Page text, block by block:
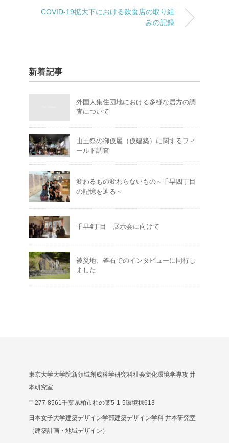
COVID-19拡大下における飲食店の取り組
みの記録
新着記事
外国人集住団地における多様な居方の調
査について
山王祭の御仮屋（仮建築）に関するフィ
ールド調査
変わるもの変わらないもの～千早四丁目
の記憶を辿る～
千早4丁目 展示会に向けて
被災地、釜石でのインタビューに同行し
ました
東京大学大学院新領域創成科学研究科社会文化環境学専攻 井
本研究室
〒277-8561千葉県柏市柏の葉5-1-5環境棟613
日本女子大学建築デザイン学部建築デザイン学科 井本研究室
（建築計画・地域デザイン）